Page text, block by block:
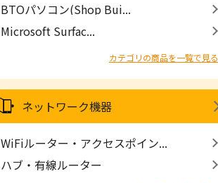
BTOパソコン(Shop Bui...
Microsoft Surfac...
カテゴリの商品を一覧で見る
ネットワーク機器
WiFiルーター・アクセスポイン...
ハブ・有線ルーター